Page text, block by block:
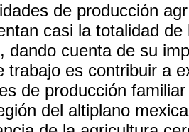
de producción
casi la totalidad
dando cuenta de su
trabajo es contribuir a
de producción
del altiplano